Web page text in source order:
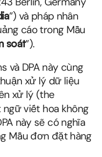
”) và pháp nhân
cáo trong Mẫu
soát”).
và DPA này cùng
xử lý dữ liệu
xử lý (the
ngữ viết hoa không
này sẽ có nghĩa
Mẫu đơn đặt hàng